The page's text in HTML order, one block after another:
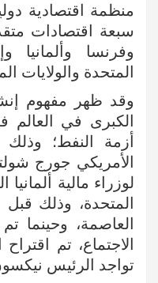
منظمة اقتصادية
سبعة اقتصادات
وفرنسا وألمانيا
المتحدة والولايات
وقد ظهر مفهوم
أزمة النفط؛
الأمريكي جورج
لوزراء مالية
المتحدة، وذلك
العاصمة، وحينما
الاجتماع، تم
تواجد الرئيس